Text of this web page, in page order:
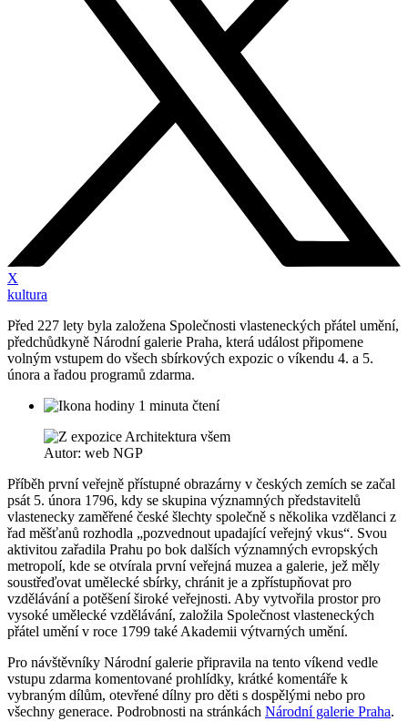
X
kultura
Před 227 lety byla založena Společnosti vlasteneckých přátel umění,
předchůdkyně Národní galerie Praha, která událost připomene
volným vstupem do všech sbírkových expozic o víkendu 4. a 5.
února a řadou programů zdarma.
1 minuta čtení
Autor: web NGP
Příběh první veřejně přístupné obrazárny v českých zemích se začal
psát 5. února 1796, kdy se skupina významných představitelů
vlastenecky zaměřené české šlechty společně s několika vzdělanci z
řad měšťanů rozhodla „pozvednout upadající veřejný vkus“. Svou
aktivitou zařadila Prahu po bok dalších významných evropských
metropolí, kde se otvírala první veřejná muzea a galerie, jež měly
soustřeďovat umělecké sbírky, chránit je a zpřístupňovat pro
vzdělávání a potěšení široké veřejnosti. Aby vytvořila prostor pro
vysoké umělecké vzdělávání, založila Společnost vlasteneckých
přátel umění v roce 1799 také Akademii výtvarných umění.
Pro návštěvníky Národní galerie připravila na tento víkend vedle
vstupu zdarma komentované prohlídky, krátké komentáře k
vybraným dílům, otevřené dílny pro děti s dospělými nebo pro
všechny generace. Podrobnosti na stránkách Národní galerie Praha.